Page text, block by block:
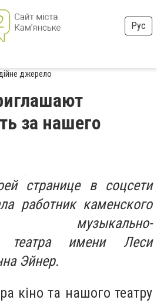
Рус
джерело
за нашего
странице в соцсети
работник каменского
музыкально-
театра имени Леси
Эйнер.
кіно та нашого театру